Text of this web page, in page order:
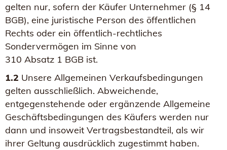
gelten nur, sofern der Käufer Unternehmer (§ 14
BGB), eine juristische Person des öffentlichen
Rechts oder ein öffentlich-rechtliches
Sondervermögen im Sinne von
310 Absatz 1 BGB ist.
1.2 Unsere Allgemeinen Verkaufsbedingungen
gelten ausschließlich. Abweichende,
entgegenstehende oder ergänzende Allgemeine
Geschäftsbedingungen des Käufers werden nur
dann und insoweit Vertragsbestandteil, als wir
ihrer Geltung ausdrücklich zugestimmt haben.